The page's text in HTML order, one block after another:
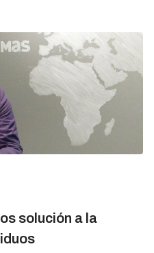
solución a la